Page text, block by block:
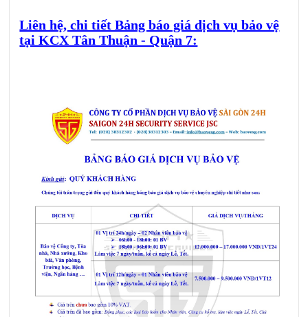
Liên hệ, chi tiết Bảng báo giá dịch vụ bảo vệ
tại KCX Tân Thuận - Quận 7: